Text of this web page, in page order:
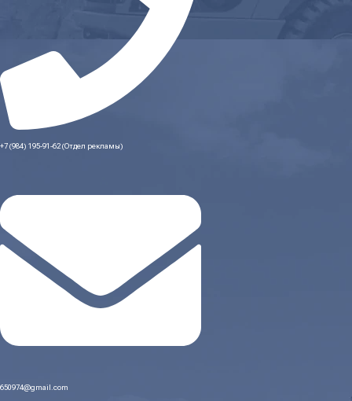
+7 (984) 195-91-62 (Отдел рекламы)
650974@gmail.com